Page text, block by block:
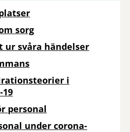
sorg
ur svåra händelser
i
personal
under corona-